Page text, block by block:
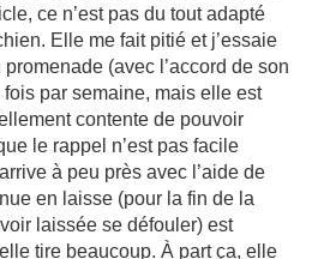
ce n’est pas du tout adapté
Elle me fait pitié et j’essaie
promenade (avec l’accord de son
par semaine, mais elle est
contente de pouvoir
le rappel n’est pas facile
à peu près avec l’aide de
en laisse (pour la fin de la
laissée se défouler) est
tire beaucoup. À part ça, elle